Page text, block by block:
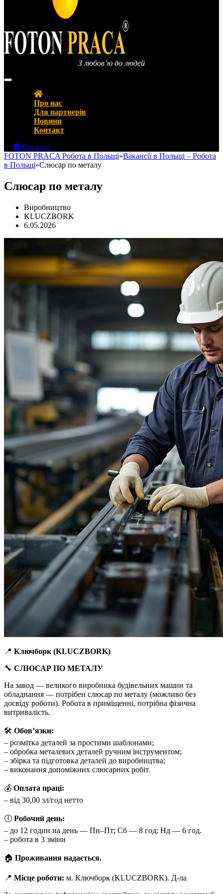
З любов’ю до людей
Про нас
Для партнерів
Новини
Контакт
Вакансії
FOTON PRACA Робота в Польщі»Вакансії в Польщі – Робота
в Польщі»Слюсар по металу
Слюсар по металу
Виробництво
KLUCZBORK
6.05.2026
📍 Ключборк (KLUCZBORK)
🔧 СЛЮСАР ПО МЕТАЛУ
На завод — великого виробника будівельних машин та
обладнання — потрібен слюсар по металу (можливо без
досвіду роботи). Робота в приміщенні, потрібна фізична
витривалість.
🛠 Обов’язки:
– розмітка деталей за простими шаблонами;
– обробка металевих деталей ручним інструментом;
– збірка та підготовка деталей до виробництва;
– виконання допоміжних слюсарних робіт.
💰 Оплата праці:
– від 30,00 зл/год нетто
🕕 Робочий день:
– до 12 годин на день — Пн–Пт; Сб — 8 год; Нд — 6 год.
– робота в 3 зміни
🏠 Проживання надається.
📍 Місце роботи: м. Ключборк (KLUCZBORK). Д-ла